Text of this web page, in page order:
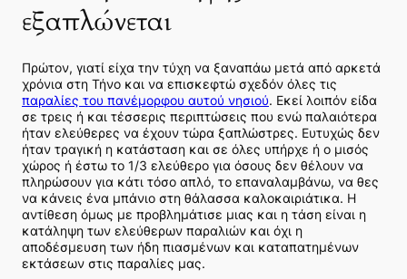
εξαπλώνεται
Πρώτον, γιατί είχα την τύχη να ξαναπάω μετά από αρκετά
χρόνια στη Τήνο και να επισκεφτώ σχεδόν όλες τις
παραλίες του πανέμορφου αυτού νησιού. Εκεί λοιπόν είδα
σε τρεις ή και τέσσερις περιπτώσεις που ενώ παλαιότερα
ήταν ελεύθερες να έχουν τώρα ξαπλώστρες. Ευτυχώς δεν
ήταν τραγική η κατάσταση και σε όλες υπήρχε ή ο μισός
χώρος ή έστω το 1/3 ελεύθερο για όσους δεν θέλουν να
πληρώσουν για κάτι τόσο απλό, το επαναλαμβάνω, να θες
να κάνεις ένα μπάνιο στη θάλασσα καλοκαιριάτικα. Η
αντίθεση όμως με προβλημάτισε μιας και η τάση είναι η
κατάληψη των ελεύθερων παραλιών και όχι η
αποδέσμευση των ήδη πιασμένων και καταπατημένων
εκτάσεων στις παραλίες μας.